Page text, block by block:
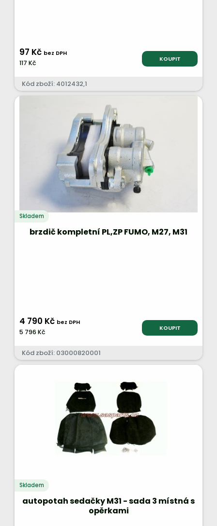
97 Kč bez DPH
117 Kč KOUPIT
Kód zboží: 4012432,1
Skladem
brzdič kompletní PL,ZP FUMO, M27, M31
4 790 Kč bez DPH
5 796 Kč KOUPIT
Kód zboží: 03000820001
Skladem
autopotah sedačky M31 - sada 3 místná s
opěrkami